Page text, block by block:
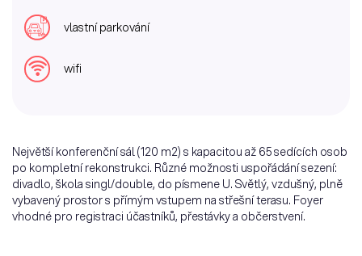
vlastní parkování
wifi
Největší konferenční sál (120 m2) s kapacitou až 65 sedících osob
po kompletní rekonstrukci. Různé možnosti uspořádání sezení:
divadlo, škola singl/double, do písmene U. Světlý, vzdušný, plně
vybavený prostor s přímým vstupem na střešní terasu. Foyer
vhodné pro registraci účastníků, přestávky a občerstvení.